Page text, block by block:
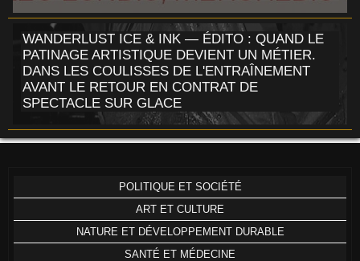
WANDERLUST ICE & INK — ÉDITO : QUAND LE
PATINAGE ARTISTIQUE DEVIENT UN MÉTIER.
DANS LES COULISSES DE L'ENTRAÎNEMENT
AVANT LE RETOUR EN CONTRAT DE
SPECTACLE SUR GLACE
POLITIQUE ET SOCIÉTÉ
ART ET CULTURE
NATURE ET DÉVELOPPEMENT DURABLE
SANTÉ ET MÉDECINE